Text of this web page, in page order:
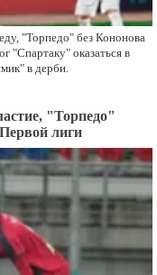
"Торпедо" без Кононова
"Спартаку" оказаться в
в дерби.
"Торпедо"
лиги